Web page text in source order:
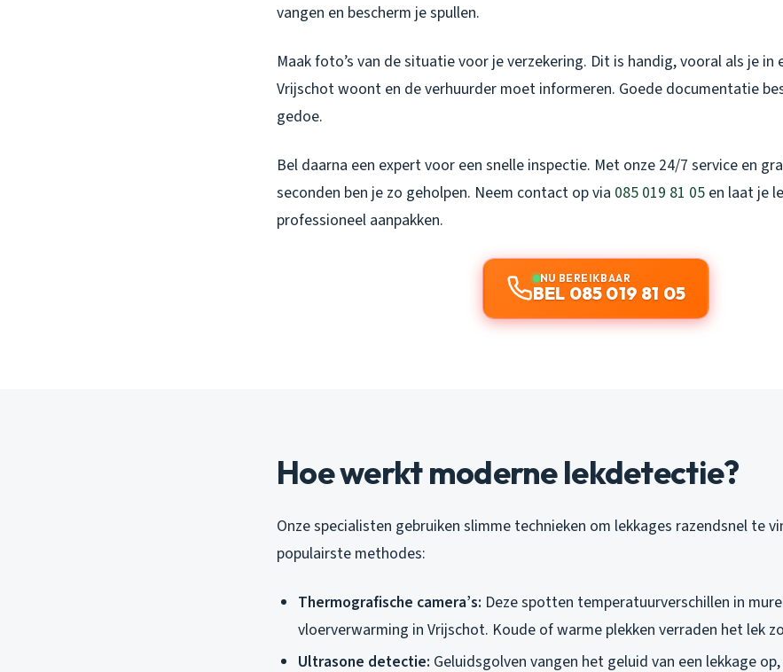
vangen en bescherm je spullen.
Maak foto’s van de situatie voor je verzekering. Dit is handig, vooral als je in
Vrijschot woont en de verhuurder moet informeren. Goede documentatie
gedoe.
Bel daarna een expert voor een snelle inspectie. Met onze 24/7 service en
seconden ben je zo geholpen. Neem contact op via 085 019 81 05 en laat je
professioneel aanpakken.
NU BEREIKBAAR
BEL 085 019 81 05
Hoe werkt moderne lekdetectie?
Onze specialisten gebruiken slimme technieken om lekkages razendsnel te
populairste methodes:
Thermografische camera’s: Deze spotten temperatuurverschillen in
vloerverwarming in Vrijschot. Koude of warme plekken verraden het lek
Ultrasone detectie: Geluidsgolven vangen het geluid van een lekkage